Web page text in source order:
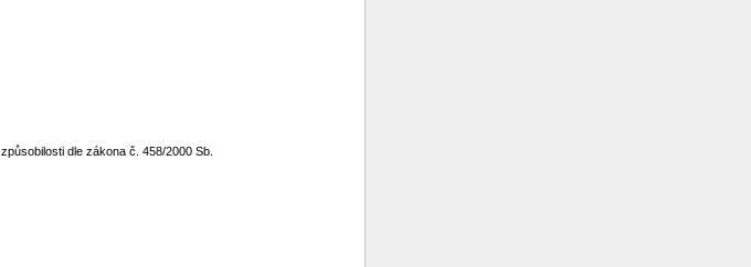
dle zákona č. 458/2000 Sb.